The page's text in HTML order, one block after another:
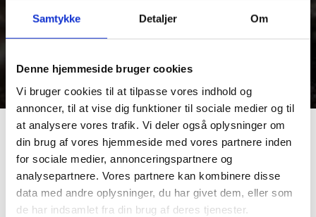
Samtykke Detaljer Om
Denne hjemmeside bruger cookies
Vi bruger cookies til at tilpasse vores indhold og
annoncer, til at vise dig funktioner til sociale medier og til
at analysere vores trafik. Vi deler også oplysninger om
din brug af vores hjemmeside med vores partnere inden
for sociale medier, annonceringspartnere og
analysepartnere. Vores partnere kan kombinere disse
data med andre oplysninger, du har givet dem, eller som
de har indsamlet fra din brug af deres tjenester.
KOMPOSITHEGN HAR MANGE
FORDELE
Det kræver minimal vedligeholdelse, og du slipper for at